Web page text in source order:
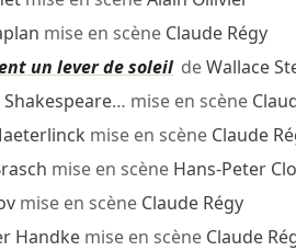
mise en scène Claude Régy
un lever de soleildeWallace
… mise en scène
mise en scène Claude
mise en scène Hans-Peter
mise en scène Claude Régy
Handkemise en scène Claude